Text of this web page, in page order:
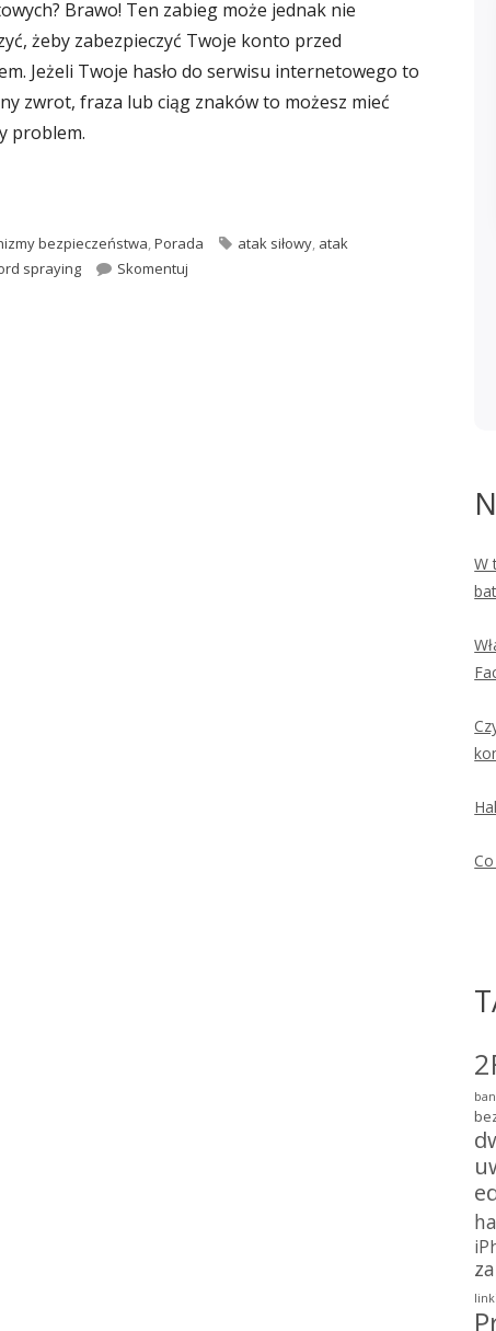
Brawo! Ten zabieg może jednak nie
żeby zabezpieczyć Twoje konto przed
Jeżeli Twoje hasło do serwisu internetowego to
zwrot, fraza lub ciąg znaków to możesz mieć
problem.
używać popularnych haseł do serwisów internetowych?"
bezpieczeństwa,Porada Tagi
atak siłowy, atak
spraying Skomentuj Dlaczego nie warto używać popularnych
W
linki